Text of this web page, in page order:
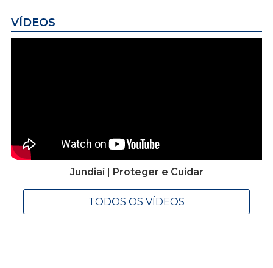
VÍDEOS
Jundiaí | Proteger e Cuidar
TODOS OS VÍDEOS